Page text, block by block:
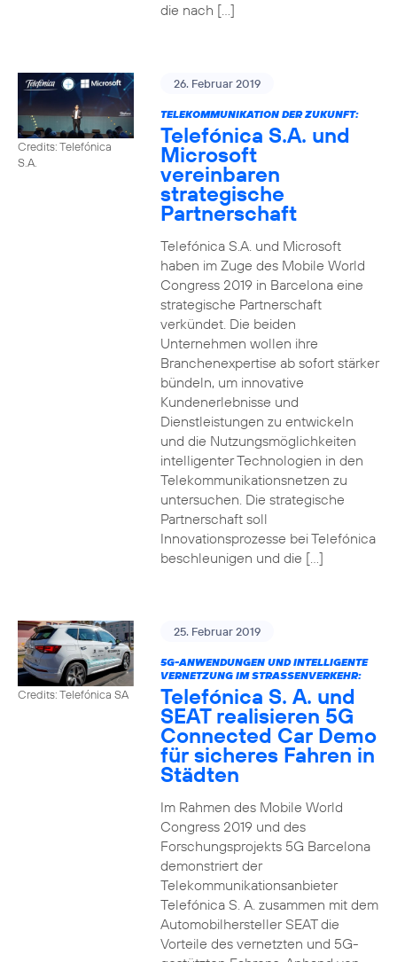
die nach […]
Credits: Telefónica
S.A.
26. Februar 2019
TELEKOMMUNIKATION DER ZUKUNFT:
Telefónica S.A. und
Microsoft
vereinbaren
strategische
Partnerschaft
Telefónica S.A. und Microsoft
haben im Zuge des Mobile World
Congress 2019 in Barcelona eine
strategische Partnerschaft
verkündet. Die beiden
Unternehmen wollen ihre
Branchenexpertise ab sofort stärker
bündeln, um innovative
Kundenerlebnisse und
Dienstleistungen zu entwickeln
und die Nutzungsmöglichkeiten
intelligenter Technologien in den
Telekommunikationsnetzen zu
untersuchen. Die strategische
Partnerschaft soll
Innovationsprozesse bei Telefónica
beschleunigen und die […]
Credits: Telefónica SA
25. Februar 2019
5G-ANWENDUNGEN UND INTELLIGENTE
VERNETZUNG IM STRASSENVERKEHR:
Telefónica S. A. und
SEAT realisieren 5G
Connected Car Demo
für sicheres Fahren in
Städten
Im Rahmen des Mobile World
Congress 2019 und des
Forschungsprojekts 5G Barcelona
demonstriert der
Telekommunikationsanbieter
Telefónica S. A. zusammen mit dem
Automobilhersteller SEAT die
Vorteile des vernetzten und 5G-